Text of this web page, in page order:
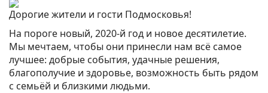
Дорогие жители и гости Подмосковья!
На пороге новый, 2020-й год и новое десятилетие.
Мы мечтаем, чтобы они принесли нам всё самое
лучшее: добрые события, удачные решения,
благополучие и здоровье, возможность быть рядом
с семьёй и близкими людьми.